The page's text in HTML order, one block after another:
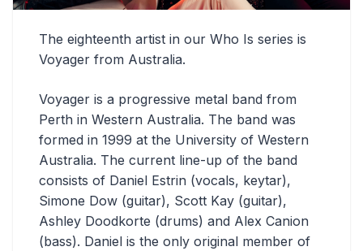
The eighteenth artist in our Who Is series is
Voyager from Australia.
Voyager is a progressive metal band from
Perth in Western Australia. The band was
formed in 1999 at the University of Western
Australia. The current line-up of the band
consists of Daniel Estrin (vocals, keytar),
Simone Dow (guitar), Scott Kay (guitar),
Ashley Doodkorte (drums) and Alex Canion
(bass). Daniel is the only original member of